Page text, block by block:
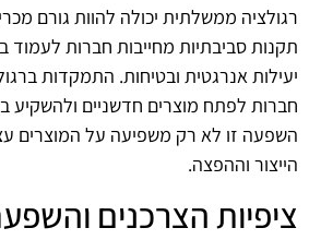
רגולציה ממשלתית יכולה להוות גורם
תקנות סביבתיות מחייבות חברות לעמוד
יעילות אנרגטית ובטיחות. התמקדות
חברות לפתח מוצרים חדשניים ולהשקיע
השפעה זו לא רק משפיעה על המוצרים
הייצור וההפצה.
ציפיות הצרכנים